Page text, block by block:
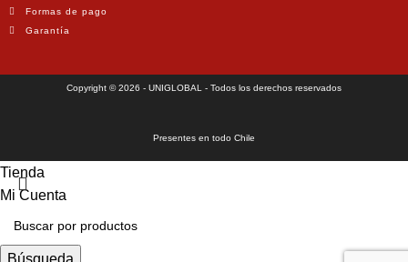
Formas de pago
Garantía
Copyright © 2026 - UNIGLOBAL - Todos los derechos reservados
Presentes en todo Chile
Búsqueda
Tienda
Mi Cuenta